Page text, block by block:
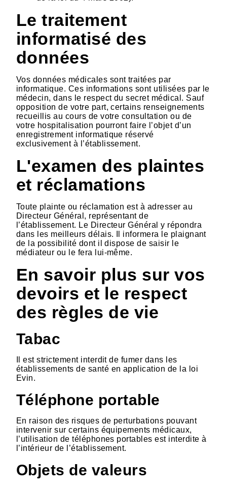
Le traitement
informatisé des
données
Vos données médicales sont traitées par
informatique. Ces informations sont utilisées par le
médecin, dans le respect du secret médical. Sauf
opposition de votre part, certains renseignements
recueillis au cours de votre consultation ou de
votre hospitalisation pourront faire l’objet d’un
enregistrement informatique réservé
exclusivement à l’établissement.
L'examen des plaintes
et réclamations
Toute plainte ou réclamation est à adresser au
Directeur Général, représentant de
l’établissement. Le Directeur Général y répondra
dans les meilleurs délais. Il informera le plaignant
de la possibilité dont il dispose de saisir le
médiateur ou le fera lui-même.
En savoir plus sur vos
devoirs et le respect
des règles de vie
Tabac
Il est strictement interdit de fumer dans les
établissements de santé en application de la loi
Evin.
Téléphone portable
En raison des risques de perturbations pouvant
intervenir sur certains équipements médicaux,
l’utilisation de téléphones portables est interdite à
l’intérieur de l’établissement.
Objets de valeurs